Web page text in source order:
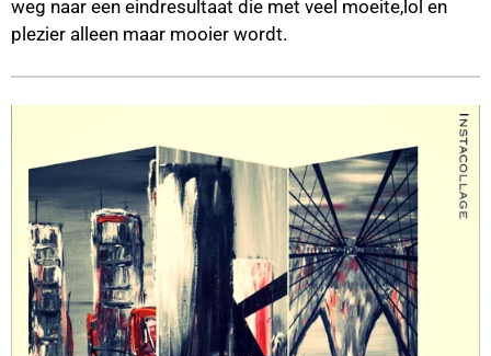
weg naar een eindresultaat die met veel moeite,lol en
plezier alleen maar mooier wordt.